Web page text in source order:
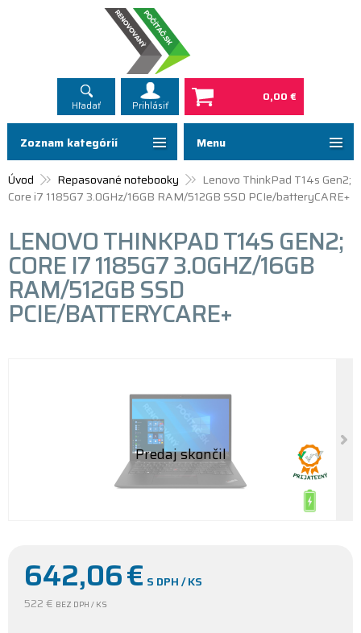
Hľadať Prihlásiť
0,00 €
Menu
Úvod Repasované notebooky
Lenovo ThinkPad T14s Gen2;
Core i7 1185G7 3.0GHz/16GB RAM/512GB SSD PCIe/batteryCARE+
LENOVO THINKPAD T14S GEN2;
CORE I7 1185G7 3.0GHZ/16GB
RAM/512GB SSD
PCIE/BATTERYCARE+
642,06€ S DPH / KS
522 € BEZ DPH / KS
Zoznam kategórií